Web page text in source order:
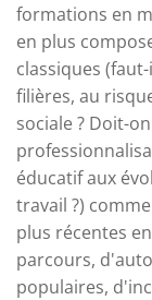
formations en
en plus
classiques
filières, au
sociale ? Doit-
éducatif aux
travail ?)
plus récentes
parcours,
populaires,